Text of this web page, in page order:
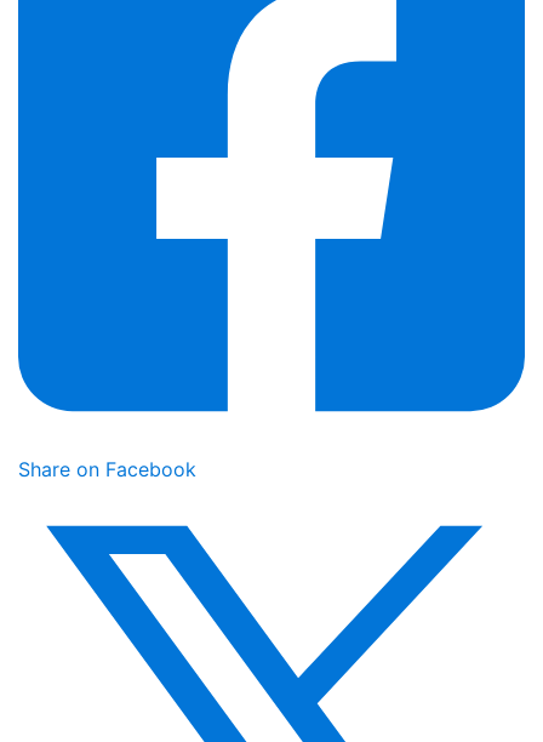
Share on Facebook